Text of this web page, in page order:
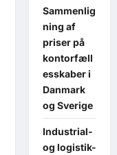
Sammenlig
ning af
priser på
kontorfæll
esskaber i
Danmark
og Sverige
Industrial-
og logistik-